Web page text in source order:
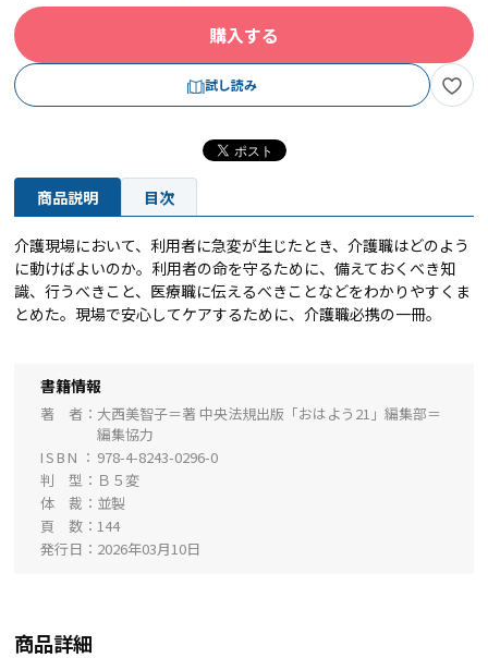
購入する
試し読み
商品説明 目次
介護現場において、利用者に急変が生じたとき、介護職はどのよう
に動けばよいのか。利用者の命を守るために、備えておくべき知
識、行うべきこと、医療職に伝えるべきことなどをわかりやすくま
とめた。現場で安心してケアするために、介護職必携の一冊。
書籍情報
著 者
大西美智子＝著 中央法規出版「おはよう21」編集部＝
編集協力
ISBN
978-4-8243-0296-0
判 型
Ｂ５変
体 裁
並製
頁 数
144
発行日
2026年03月10日
商品詳細